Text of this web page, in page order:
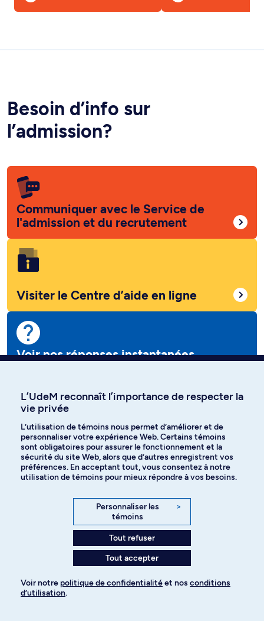
Besoin d’info sur
l’admission?
Communiquer avec le Service de
l'admission et du recrutement
Visiter le Centre d’aide en ligne
Voir nos réponses instantanées
Programmes à explorer
Plus de choix au bout des doigts
programmes à votre demande d’admission. Voici d’autres
choix d’études ayant piqué la curiosité des candidates et
candidats intéressés par ce programme :
Baccalauréat
Design d'intérieur
Baccalauréat
L’UdeM reconnaît l’importance de respecter la
vie privée
L’utilisation de témoins nous permet d’améliorer et de
personnaliser votre expérience Web. Certains témoins
sont obligatoires pour assurer le fonctionnement et la
sécurité du site Web, alors que d’autres enregistrent vos
préférences. En acceptant tout, vous consentez à notre
utilisation de témoins pour mieux répondre à vos besoins.
Personnaliser les
témoins
>
Tout refuser
Tout accepter
Voir notre politique de confidentialitéet nos conditions
d’utilisation.